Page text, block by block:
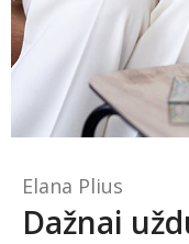
Elana Plius
Dažnai